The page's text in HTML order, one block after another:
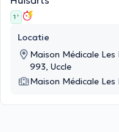
1 '
Locatie
Maison Médicale Les
993, Uccle
Maison Médicale Les